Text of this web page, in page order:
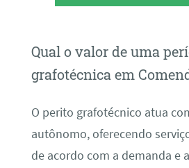
Qual o valor de uma
grafotécnica em
O perito grafotécnico atua
autônomo, oferecendo
de acordo com a demanda e